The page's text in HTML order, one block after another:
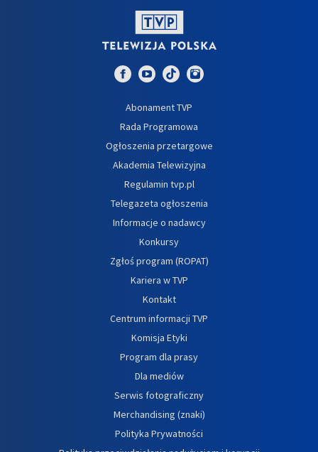
Abonament TVP
Rada Programowa
Ogłoszenia przetargowe
Akademia Telewizyjna
Regulamin tvp.pl
Telegazeta ogłoszenia
Informacje o nadawcy
Konkursy
Zgłoś program (ROPAT)
Kariera w TVP
Kontakt
Centrum informacji TVP
Komisja Etyki
Program dla prasy
Dla mediów
Serwis fotograficzny
Merchandising (znaki)
Polityka Prywatności